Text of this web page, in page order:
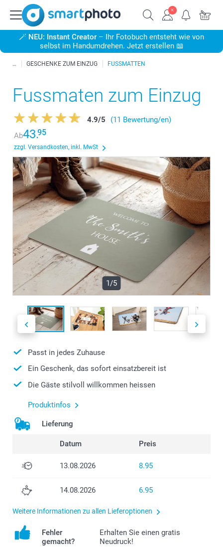
🪄 NEU: Instant Creator – Ihr Fotobuch entsteht wie von
selbst im Handumdrehen. Jetzt erstellen 📖
GESCHENKE ZUM EINZUG FUSSMATTEN
Fussmaten zum Einzug
4.9/5
(11 Bewertung/en)
Ab43.95
zzgl. Versandkosten, inkl. MwSt
1/5
Passt in jedes Zuhause
Ein Geschenk, das sofort einsatzbereit ist
Die Gäste stilvoll willkommen heissen
Produktinfos
Lieferung
Datum Preis
13.08.2026 8.95
14.08.2026 6.95
Weitere Informationen zu allen Lieferoptionen
Fehler
gemacht?
Erhalten Sie einen gratis
Neudruck!